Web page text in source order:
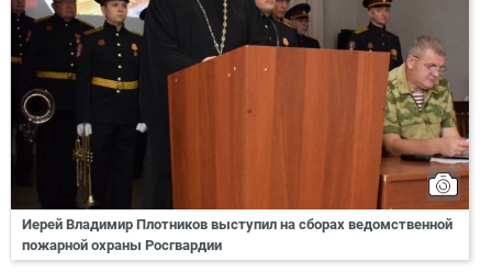
Иерей Владимир Плотников выступил на сборах ведомственной
пожарной охраны Росгвардии